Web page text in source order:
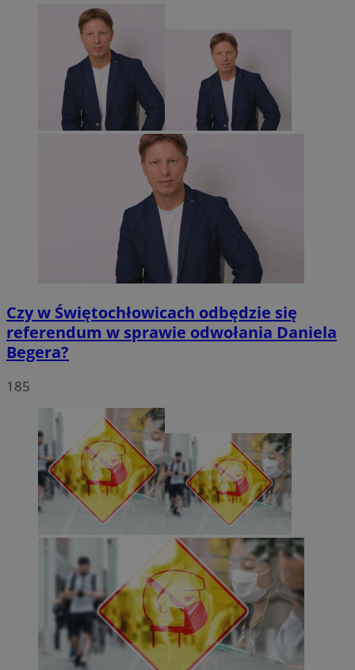
Czy w Świętochłowicach odbędzie się
referendum w sprawie odwołania Daniela
Begera?
185